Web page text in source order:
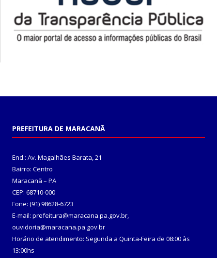
PREFEITURA DE MARACANÃ
End.: Av. Magalhães Barata, 21
Bairro: Centro
Maracanã – PA
CEP: 68710-000
Fone: (91) 98628-6723
E-mail: prefeitura@maracana.pa.gov.br,
ouvidoria@maracana.pa.gov.br
Horário de atendimento: Segunda a Quinta-Feira de 08:00 às
13:00hs